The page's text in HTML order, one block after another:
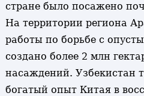
стране было посажено
На территории региона
работы по борьбе с
создано более 2 млн
насаждений. Узбекистан
богатый опыт Китая в